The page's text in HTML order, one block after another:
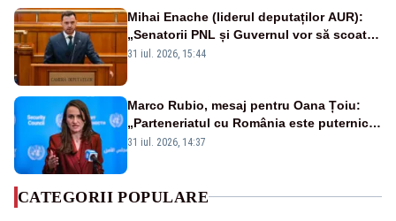
Mihai Enache (liderul deputaților AUR):
„Senatorii PNL și Guvernul vor să scoată
la vânzare bunuri publice pentru a stinge
31 iul. 2026, 15:44
Marco Rubio, mesaj pentru Oana Țoiu:
„Parteneriatul cu România este puternic
și prețuit”
31 iul. 2026, 14:37
CATEGORII POPULARE